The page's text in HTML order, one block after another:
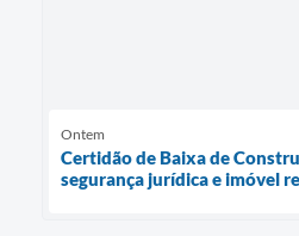
Ontem
Certidão de Baixa de
segurança jurídica e imóvel